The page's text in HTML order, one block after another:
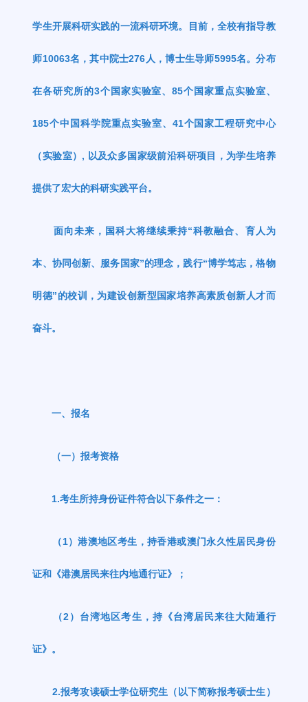
学生开展科研实践的一流科研环境。目前，全校有指导教
师10063名，其中院士276 人，博士生导师5995名。分布
在各研究所的3个国家实验室、85个国家重点实验室、
185个中国科学院重点实验室、 41个国家工程研究中心
（实验室） , 以及众多国家级前沿科研项目，为学生培养
提供了宏大的科研实践平台。
面向未来，国科大将继续秉持“科教融合、育人为
本、协同创新、服务国家”的理念，践行“博学笃志，格物
明德”的校训，为建设创新型国家培养高素质创新人才而
奋斗。
一、报名
（一）报考资格
1.考生所持身份证件符合以下条件之一：
（1）港澳地区考生，持香港或澳门永久性居民身份
证和《港澳居民来往内地通行证》；
（2）台湾地区考生，持《台湾居民来往大陆通行
证》。
2.报考攻读硕士学位研究生（以下简称报考硕士生）